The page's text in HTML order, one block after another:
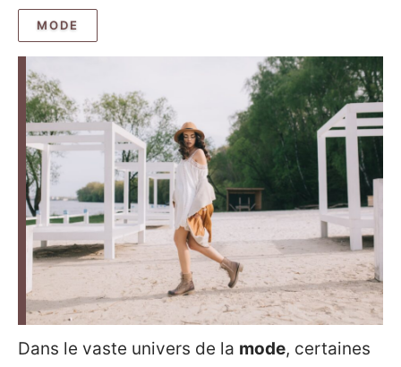
MODE
Dans le vaste univers de la mode, certaines